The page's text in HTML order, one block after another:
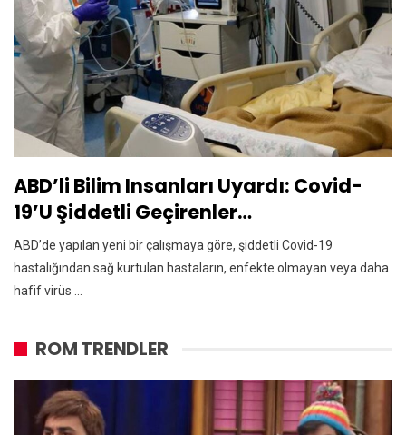
ABD’li Bilim Insanları Uyardı: Covid-
19’u Şiddetli Geçirenler…
ABD’de yapılan yeni bir çalışmaya göre, şiddetli Covid-19
hastalığından sağ kurtulan hastaların, enfekte olmayan veya daha
hafif virüs ...
ROM TRENDLER